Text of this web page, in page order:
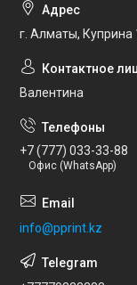
г. Алматы,
Валентина
+7 (777) 033-33-88
Офис (WhatsApp)
info@pprint.kz